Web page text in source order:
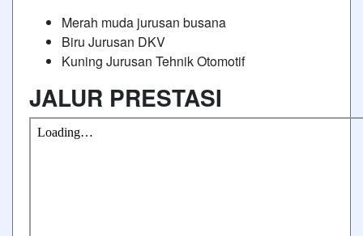
Merah muda jurusan busana
Biru Jurusan DKV
Kuning Jurusan Tehnik Otomotif
JALUR PRESTASI